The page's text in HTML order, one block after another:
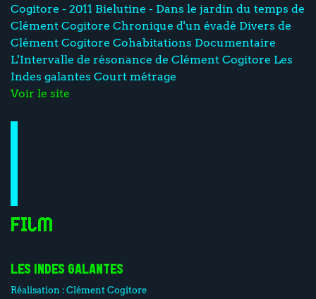
Cogitore - 2011 Bielutine - Dans le jardin du temps de
Clément Cogitore Chronique d'un évadé Divers de
Clément Cogitore Cohabitations Documentaire
L'Intervalle de résonance de Clément Cogitore Les
Indes galantes Court métrage
Voir le site
Film
LES INDES GALANTES
Réalisation :Clément Cogitore